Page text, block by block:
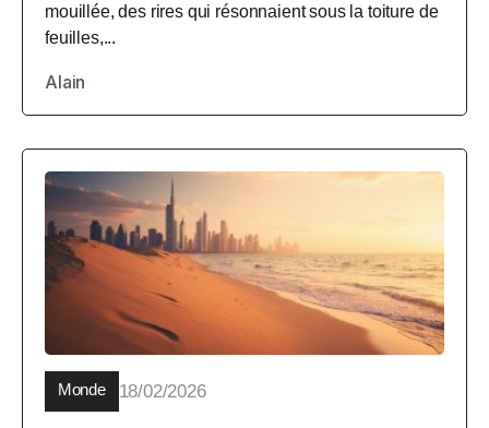
mouillée, des rires qui résonnaient sous la toiture de
feuilles,...
Alain
Monde 18/02/2026